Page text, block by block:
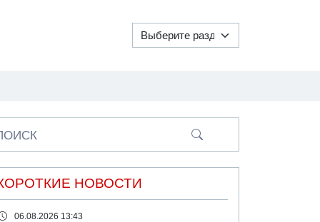
НОВОСТИ
06.08.2026 13:43